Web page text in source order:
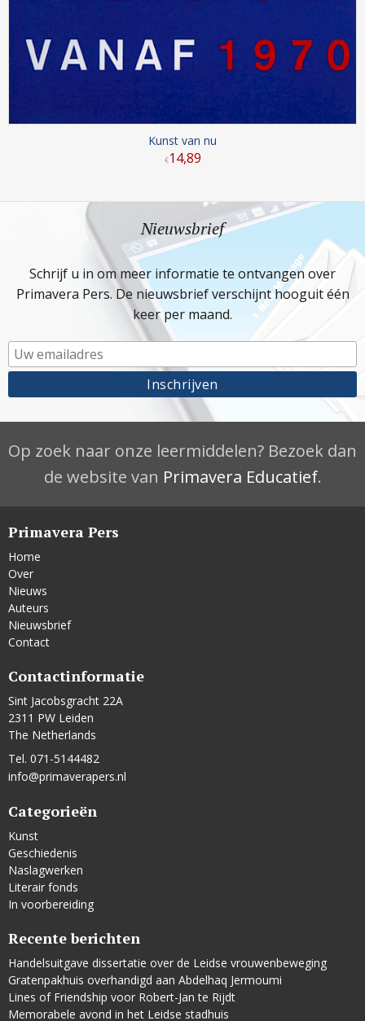
Kunst van nu
€14,89
Nieuwsbrief
Schrijf u in om meer informatie te ontvangen over
Primavera Pers. De nieuwsbrief verschijnt hooguit één
keer per maand.
Op zoek naar onze leermiddelen? Bezoek dan
de website van Primavera Educatief.
Primavera Pers
Home
Over
Nieuws
Auteurs
Nieuwsbrief
Contact
Contactinformatie
Sint Jacobsgracht 22A
2311 PW Leiden
The Netherlands
Tel. 071-5144482
info@primaverapers.nl
Categorieën
Kunst
Geschiedenis
Naslagwerken
Literair fonds
In voorbereiding
Recente berichten
Handelsuitgave dissertatie over de Leidse vrouwenbeweging
Gratenpakhuis overhandigd aan Abdelhaq Jermoumi
Lines of Friendship voor Robert-Jan te Rijdt
Memorabele avond in het Leidse stadhuis